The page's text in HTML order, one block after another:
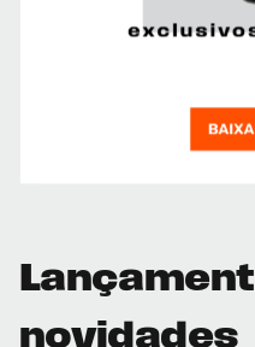
novidades